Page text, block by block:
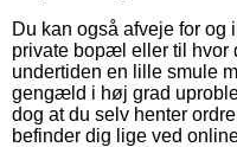
Du kan også afveje for
private bopæl eller til hvor
undertiden en lille smule
gengæld i høj grad
dog at du selv henter
befinder dig lige ved